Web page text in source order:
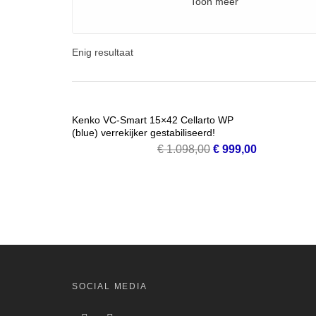
Enig resultaat
SALE!
Kenko VC-Smart 15×42 Cellarto WP
(blue) verrekijker gestabiliseerd!
€1.098,00 Oorspronkelijke
€ 999,00Huidige
SOCIAL MEDIA